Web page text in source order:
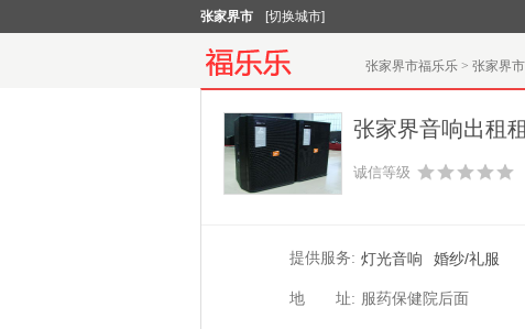
张家界市 [切换城市]
张家界市福乐乐 > 张家界
张家界音响出租
诚信等级
提供服务: 灯光音响 婚纱/礼服
地 址: 服药保健院后面